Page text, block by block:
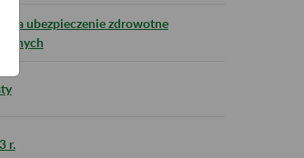
na ubezpieczenie zdrowotne
r.